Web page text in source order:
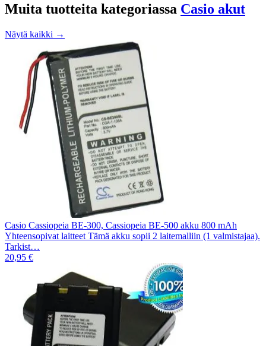
Muita tuotteita kategoriassa Casio akut
Näytä kaikki →
Casio Cassiopeia BE-300, Cassiopeia BE-500 akku 800 mAh
Yhteensopivat laitteet Tämä akku sopii 2 laitemalliin (1 valmistajaa).
Tarkist…
20,95 €